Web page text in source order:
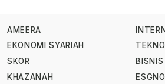
AMEERA
EKONOMI SYARIAH
SKOR
KHAZANAH
TEKNO